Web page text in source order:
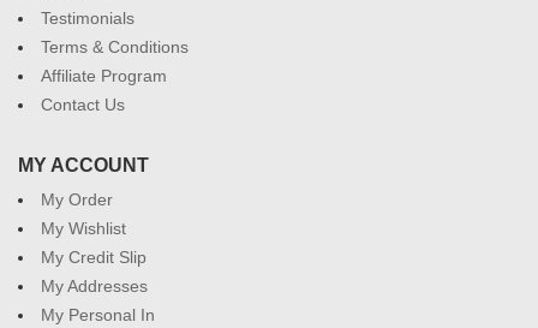
Testimonials
Terms & Conditions
Affiliate Program
Contact Us
MY ACCOUNT
My Order
My Wishlist
My Credit Slip
My Addresses
My Personal In